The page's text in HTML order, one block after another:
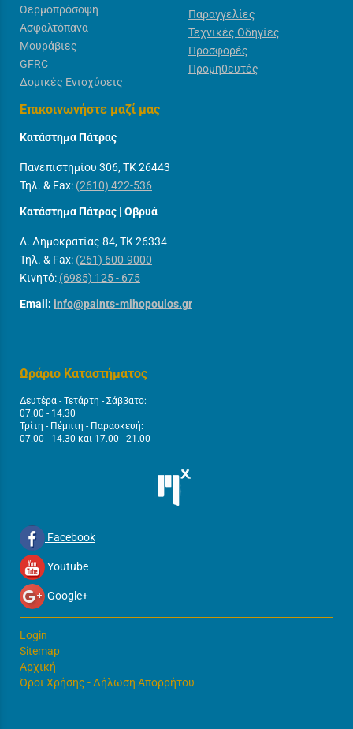
Θερμοπρόσοψη
Ασφαλτόπανα
Μουράβιες
GFRC
Δομικές Ενισχύσεις
Παραγγελίες
Τεχνικές Οδηγίες
Προσφορές
Προμηθευτές
Επικοινωνήστε μαζί μας
Κατάστημα Πάτρας
Πανεπιστημίου 306, ΤΚ 26443
Τηλ. & Fax: (2610) 422-536
Κατάστημα Πάτρας | Οβρυά
Λ. Δημοκρατίας 84, ΤΚ 26334
Τηλ. & Fax: (261) 600-9000
Κινητό: (6985) 125 - 675
Email: info@paints-mihopoulos.gr
Ωράριο Καταστήματος
Δευτέρα - Τετάρτη - Σάββατο:
07.00 - 14.30
Τρίτη - Πέμπτη - Παρασκευή:
07.00 - 14.30 και 17.00 - 21.00
Facebook
Youtube
Google+
Login
Sitemap
Αρχική
Όροι Χρήσης - Δήλωση Απορρήτου